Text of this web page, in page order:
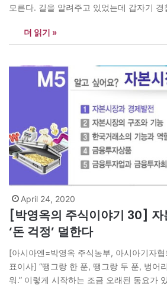
모른다. 길을 알려주고 있었는데 갑자기 경
곳에서 절도사건이 발생한 것이다. 두 사람
경찰이 들어와 제안을 한다. 만약 저쪽 방
더 읽기 »
April 24, 2020
[박영옥의 주식이야기 30] 자
‘돈 걱정’ 덜한다
[아시아엔=박영옥 주식농부, 아시아기자
표이사] “땡그랑 한 푼, 땡그랑 두 푼, 벙어
워.” 이렇게 시작하는 조금 오래된 동요가